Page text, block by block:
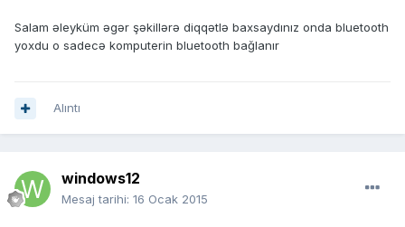
Salam əleyküm əgər şəkillərə diqqətlə baxsaydınız onda bluetooth
yoxdu o sadecə komputerin bluetooth bağlanır
Alıntı
windows12
Mesaj tarihi: 16 Ocak 2015